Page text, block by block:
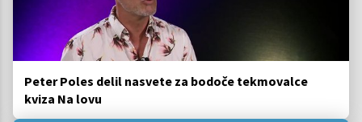
Peter Poles delil nasvete za bodoče tekmovalce
kviza Na lovu